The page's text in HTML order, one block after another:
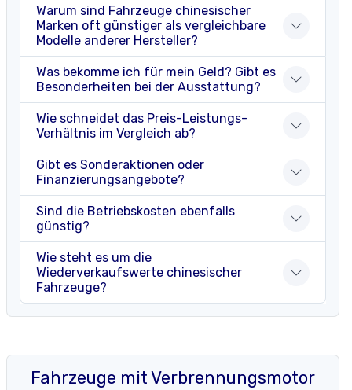
Warum sind Fahrzeuge chinesischer
Marken oft günstiger als vergleichbare
Modelle anderer Hersteller?
Was bekomme ich für mein Geld? Gibt es
Besonderheiten bei der Ausstattung?
Wie schneidet das Preis-Leistungs-
Verhältnis im Vergleich ab?
Gibt es Sonderaktionen oder
Finanzierungsangebote?
Sind die Betriebskosten ebenfalls
günstig?
Wie steht es um die
Wiederverkaufswerte chinesischer
Fahrzeuge?
Fahrzeuge mit Verbrennungsmotor